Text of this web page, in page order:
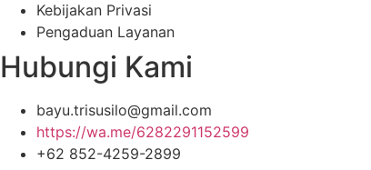
Kebijakan Privasi
Pengaduan Layanan
Hubungi Kami
bayu.trisusilo@gmail.com
https://wa.me/6282291152599
+62 852-4259-2899